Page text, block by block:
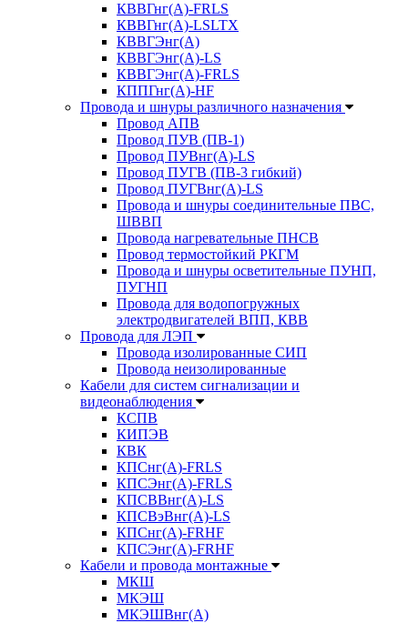
КВВГнг(А)-FRLS
КВВГнг(А)-LSLTX
КВВГЭнг(А)
КВВГЭнг(А)-LS
КВВГЭнг(А)-FRLS
КППГнг(А)-HF
Провода и шнуры различного назначения
Провод АПВ
Провод ПУВ (ПВ-1)
Провод ПУВнг(А)-LS
Провод ПУГВ (ПВ-3 гибкий)
Провод ПУГВнг(А)-LS
Провода и шнуры соединительные ПВС,
ШВВП
Провода нагревательные ПНСВ
Провод термостойкий РКГМ
Провода и шнуры осветительные ПУНП,
ПУГНП
Провода для водопогружных
электродвигателей ВПП, КВВ
Провода для ЛЭП
Провода изолированные СИП
Провода неизолированные
Кабели для систем сигнализации и
видеонаблюдения
КСПВ
КИПЭВ
КВК
КПСнг(А)-FRLS
КПСЭнг(А)-FRLS
КПСВВнг(А)-LS
КПСВэВнг(А)-LS
КПСнг(А)-FRHF
КПСЭнг(А)-FRHF
Кабели и провода монтажные
МКШ
МКЭШ
МКЭШВнг(А)